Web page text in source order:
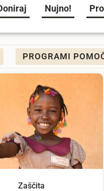
Nujno!
PROGRAMI
Zaščita